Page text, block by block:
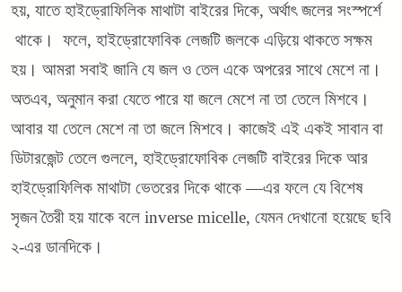
হয়, যাতে হাইড্রোফিলিক মাথাটা বাইরের দিকে, অর্থাৎ জলের সংস্পর্শে
থাকে। ফলে, হাইড্রোফোবিক লেজটি জলকে এড়িয়ে থাকতে সক্ষম
হয়। আমরা সবাই জানি যে জল ও তেল একে অপরের সাথে মেশে না।
অতএব, অনুমান করা যেতে পারে যা জলে মেশে না তা তেলে মিশবে।
আবার যা তেলে মেশে না তা জলে মিশবে। কাজেই এই একই সাবান বা
ডিটারজেন্ট তেলে গুললে, হাইড্রোফোবিক লেজটি বাইরের দিকে আর
হাইড্রোফিলিক মাথাটা ভেতরের দিকে থাকে —এর ফলে যে বিশেষ
সৃজন তৈরী হয় যাকে বলে inverse micelle, যেমন দেখানো হয়েছে ছবি
২-এর ডানদিকে।